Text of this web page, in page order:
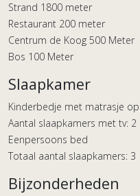
Strand 1800 meter
Restaurant 200 meter
Centrum de Koog 500 Meter
Bos 100 Meter
Slaapkamer
Kinderbedje met matrasje
Aantal slaapkamers met tv: 2
Eenpersoons bed
Totaal aantal slaapkamers: 3
Bijzonderheden